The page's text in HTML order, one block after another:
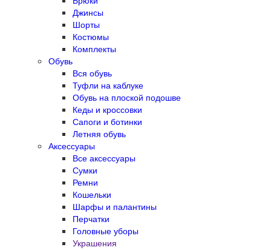
Джинсы
Шорты
Костюмы
Комплекты
Обувь
Вся обувь
Туфли на каблуке
Обувь на плоской подошве
Кеды и кроссовки
Сапоги и ботинки
Летняя обувь
Аксессуары
Все аксессуары
Сумки
Ремни
Кошельки
Шарфы и палантины
Перчатки
Головные уборы
Украшения